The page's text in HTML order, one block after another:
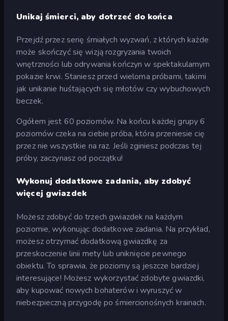
Unikaj śmierci, aby dotrzeć do końca
Przejdź przez serię śmiałych wyzwań, z których każde
może skończyć się wizją rozgryzania twoich
wnętrzności lub odrywania kończyn w spektakularnym
pokazie krwi. Staniesz przed wieloma próbami, takimi
jak unikanie huśtających się młotów czy wybuchowych
beczek.
Ogółem jest 60 poziomów. Na końcu każdej grupy 6
poziomów czeka na ciebie próba, która przeniesie cię
przez nie wszystkie na raz. Jeśli zginiesz podczas tej
próby, zaczynasz od początku!
Wykonuj dodatkowe zadania, aby zdobyć
więcej gwiazdek
Możesz zdobyć do trzech gwiazdek na każdym
poziomie, wykonując dodatkowe zadania. Na przykład,
możesz otrzymać dodatkową gwiazdkę za
przeskoczenie linii mety lub uniknięcie pewnego
obiektu. To sprawia, że poziomy są jeszcze bardziej
interesujące! Możesz wykorzystać zdobyte gwiazdki,
aby kupować nowych bohaterów i wyruszyć w
niebezpieczną przygodę po śmiercionośnych krainach.